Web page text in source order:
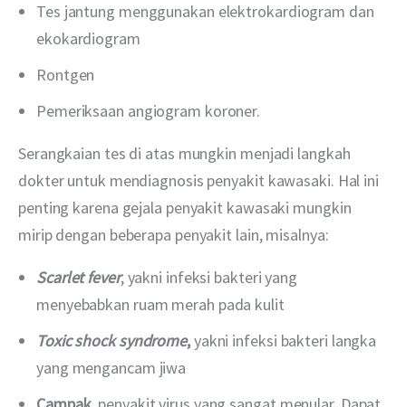
Tes jantung menggunakan elektrokardiogram dan
ekokardiogram
Rontgen
Pemeriksaan angiogram koroner.
Serangkaian tes di atas mungkin menjadi langkah
dokter untuk mendiagnosis penyakit kawasaki. Hal ini
penting karena gejala penyakit kawasaki mungkin
mirip dengan beberapa penyakit lain, misalnya:
Scarlet fever, yakni infeksi bakteri yang
menyebabkan ruam merah pada kulit
Toxic shock syndrome,yakni infeksi bakteri langka
yang mengancam jiwa